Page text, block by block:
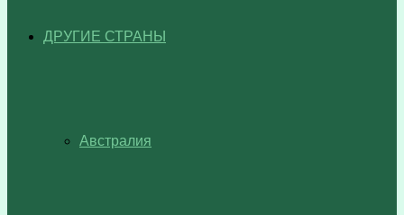
ДРУГИЕ СТРАНЫ
Австралия